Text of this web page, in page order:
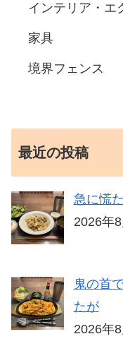
インテリア・エ
家具
境界フェンス
最近の投稿
急に慌
2026年
鬼の首
たが
2026年